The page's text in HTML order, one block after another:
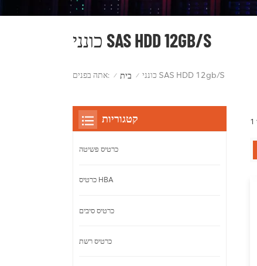
כונני SAS HDD 12GB/S
אתה בפנים: / בית / כונני SAS HDD 12gb/s
קטגוריות
כרטיס פשיטה
כרטיס HBA
כרטיס סיבים
כרטיס רשת